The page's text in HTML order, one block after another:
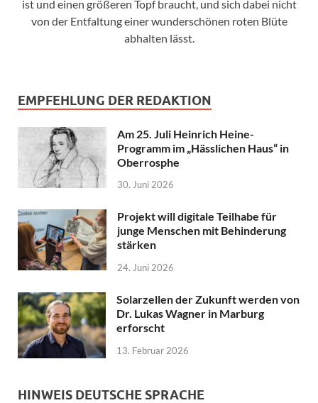
ist und einen größeren Topf braucht, und sich dabei nicht
von der Entfaltung einer wunderschönen roten Blüte
abhalten lässt.
EMPFEHLUNG DER REDAKTION
Am 25. Juli Heinrich Heine-
Programm im „Hässlichen Haus“ in
Oberrosphe
30. Juni 2026
Projekt will digitale Teilhabe für
junge Menschen mit Behinderung
stärken
24. Juni 2026
Solarzellen der Zukunft werden von
Dr. Lukas Wagner in Marburg
erforscht
13. Februar 2026
HINWEIS DEUTSCHE SPRACHE